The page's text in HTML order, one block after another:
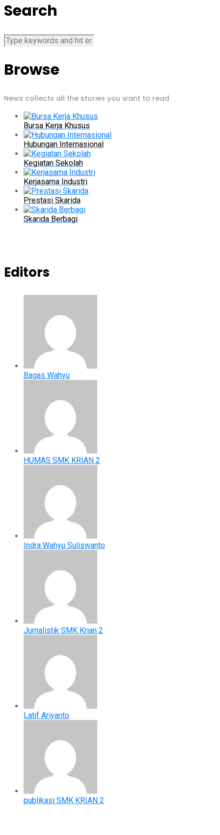
Search
Browse
News collects all the stories you want to read
Bursa Kerja Khusus
Hubungan Internasional
Kegiatan Sekolah
Kerjasama Industri
Prestasi Skarida
Skarida Berbagi
Editors
Bagas Wahyu
HUMAS SMK KRIAN 2
Indra Wahyu Suliswanto
Jurnalistik SMK Krian 2
Latif Ariyanto
publikasi SMK KRIAN 2